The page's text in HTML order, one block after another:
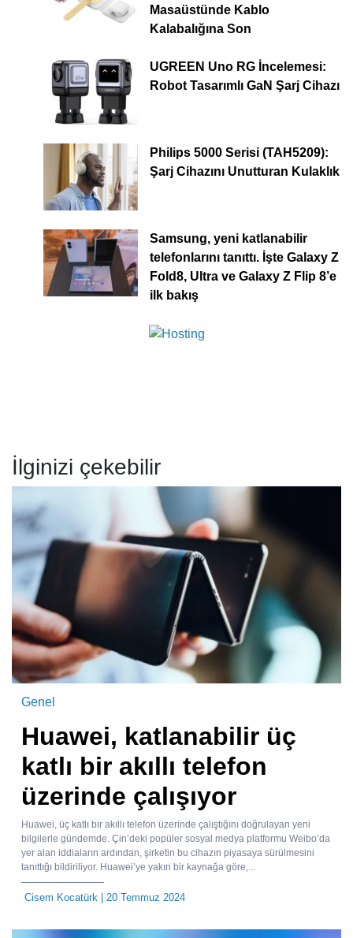
Masaüstünde Kablo
Kalabalığına Son
UGREEN Uno RG İncelemesi:
Robot Tasarımlı GaN Şarj Cihazı
Philips 5000 Serisi (TAH5209):
Şarj Cihazını Unutturan Kulaklık
Samsung, yeni katlanabilir
telefonlarını tanıttı. İşte Galaxy Z
Fold8, Ultra ve Galaxy Z Flip 8’e
ilk bakış
İlginizi çekebilir
Genel
Huawei, katlanabilir üç
katlı bir akıllı telefon
üzerinde çalışıyor
Huawei, üç katlı bir akıllı telefon üzerinde çalıştığını doğrulayan yeni
bilgilerle gündemde. Çin’deki popüler sosyal medya platformu Weibo’da
yer alan iddiaların ardından, şirketin bu cihazın piyasaya sürülmesini
tanıttığı bildiriliyor. Huawei’ye yakın bir kaynağa göre,...
Cisem Kocatürk | 20 Temmuz 2024